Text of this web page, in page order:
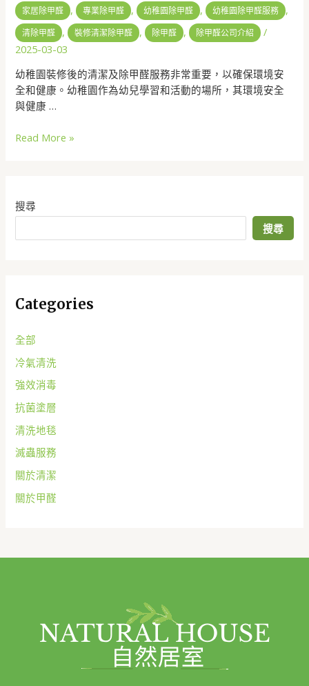
搜尋
搜尋
Categories
全部
冷氣清洗
強效消毒
抗菌塗層
清洗地毯
滅蟲服務
關於清潔
關於甲醛
家居除甲醛 , 專業除甲醛 , 幼稚園除甲醛 , 幼稚園除甲醛服務 ,
清除甲醛 , 裝修清潔除甲醛 , 除甲醛 , 除甲醛公司介紹
/
2025-03-03
幼稚園裝修後的清潔及除甲醛服務非常重要，以確保環境安
全和健康。幼稚園作為幼兒學習和活動的場所，其環境安全
與健康 …
Read More »